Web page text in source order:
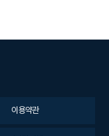
이용약관